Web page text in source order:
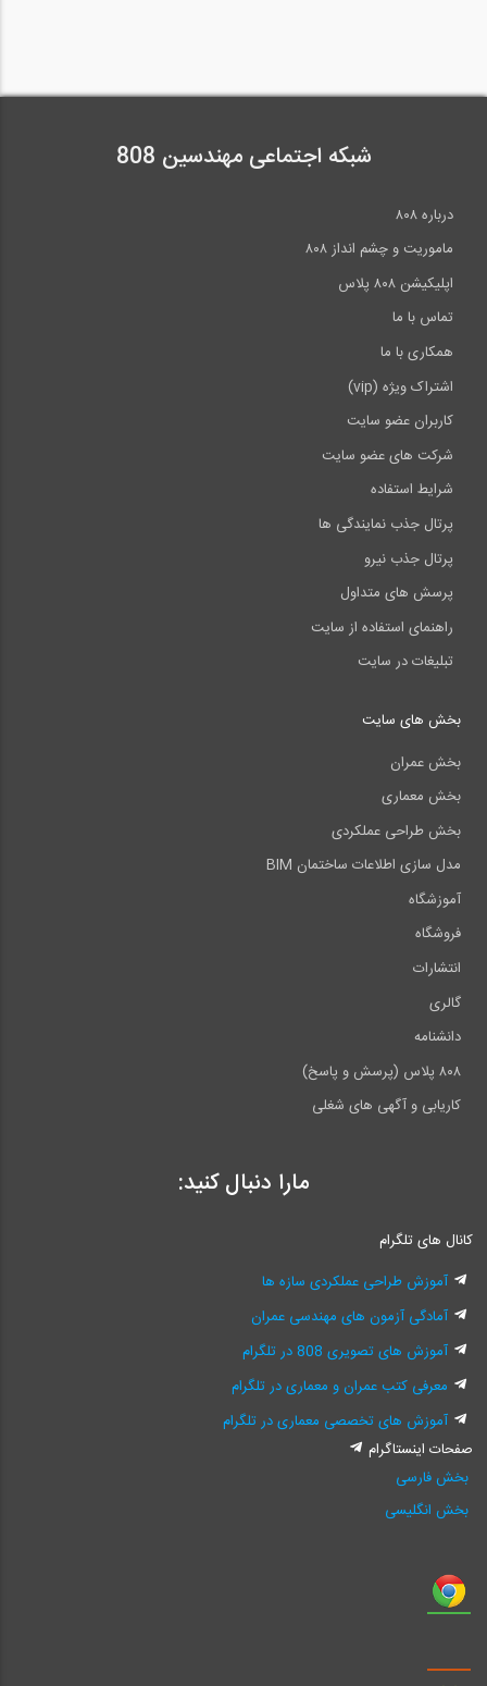
شبکه اجتماعی مهندسین 808
درباره ۸۰۸
ماموریت و چشم انداز ۸۰۸
اپلیکیشن ۸۰۸ پلاس
تماس با ما
همکاری با ما
اشتراک ویژه (vip)
کاربران عضو سایت
شرکت های عضو سایت
شرایط استفاده
پرتال جذب نمایندگی ها
پرتال جذب نیرو
پرسش های متداول
راهنمای استفاده از سایت
تبلیغات در سایت
بخش های سایت
بخش عمران
بخش معماری
بخش طراحی عملکردی
مدل سازی اطلاعات ساختمان BIM
آموزشگاه
فروشگاه
انتشارات
گالری
دانشنامه
۸۰۸ پلاس (پرسش و پاسخ)
کاریابی و آگهی های شغلی
مارا دنبال کنید:
کانال های تلگرام
آموزش طراحی عملکردی سازه ها
آمادگی آزمون های مهندسی عمران
آموزش های تصویری 808 در تلگرام
معرفی کتب عمران و معماری در تلگرام
آموزش های تخصصی معماری در تلگرام
صفحات اینستاگرام
بخش فارسی
بخش انگلیسی